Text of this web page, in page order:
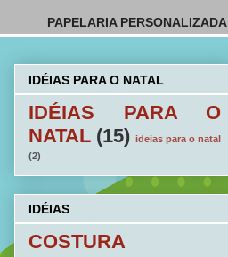
PAPELARIA PERSONALIZADA
IDÉIAS PARA O NATAL
IDÉIAS PARA O
NATAL (15) ideias para o natal
(2)
IDÉIAS
COSTURA